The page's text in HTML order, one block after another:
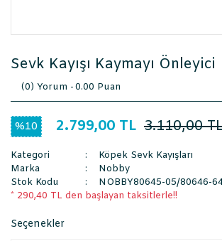
Sevk Kayışı Kaymayı Önleyici
(0) Yorum -0.00 Puan
%10 2.799,00 TL 3.110,00
Kategori
Köpek Sevk Kayışları
Marka
Nobby
Stok Kodu
NOBBY80645-05/80646-
* 290,40 TL den başlayan taksitlerle!!
Seçenekler